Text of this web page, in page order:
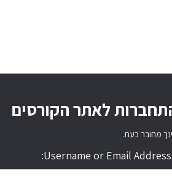
לאתר הקורסים
מחובר כעת.
Username or Email Address: